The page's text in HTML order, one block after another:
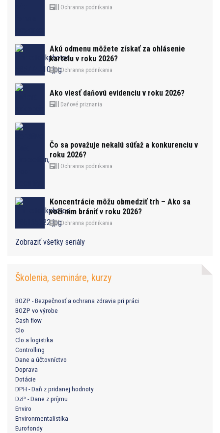
Ochranna podnikania
Akú odmenu môžete získať za ohlásenie
kartelu v roku 2026?
Ochranna podnikania
Ako viesť daňovú evidenciu v roku 2026?
Daňové priznania
Čo sa považuje nekalú súťaž a konkurenciu v
roku 2026?
Ochranna podnikania
Koncentrácie môžu obmedziť trh – Ako sa
voči nim brániť v roku 2026?
Ochranna podnikania
Zobraziť všetky seriály
Školenia, semináre, kurzy
BOZP - Bezpečnosť a ochrana zdravia pri práci
BOZP vo výrobe
Cash flow
Clo
Clo a logistika
Controlling
Dane a účtovníctvo
Doprava
Dotácie
DPH - Daň z pridanej hodnoty
DzP - Dane z príjmu
Enviro
Environmentalistika
Eurofondy